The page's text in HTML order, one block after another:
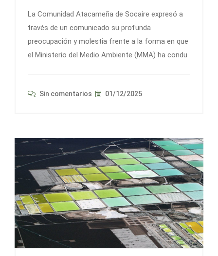
La Comunidad Atacameña de Socaire expresó a
través de un comunicado su profunda
preocupación y molestia frente a la forma en que
el Ministerio del Medio Ambiente (MMA) ha condu
Sin comentarios 01/12/2025